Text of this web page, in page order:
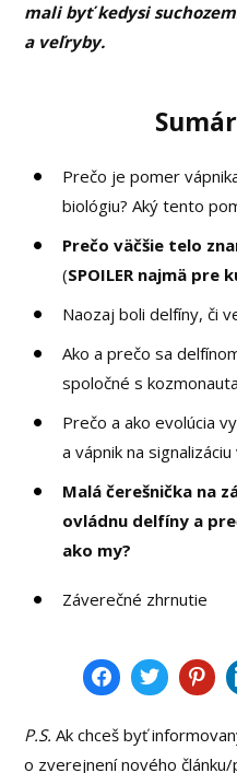
mali byť kedysi
a veľryby.
Prečo je pomer
biológiu? Aký tento
Prečo väčšie telo
(SPOILER najmä pre
Naozaj boli delfíny, či
Ako a prečo sa
spoločné s
Prečo a ako evolúcia
a vápnik na
Malá čerešnička na
ovládnu delfíny a
ako my?
Záverečné zhrnutie
P.S.Ak chceš byť
o zverejnení nového